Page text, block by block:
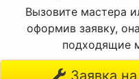
Вызовите мастера
оформив заявку,
подходящие
Заявка